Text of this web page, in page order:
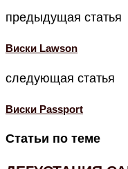
предыдущая статья
Виски Lawson
следующая статья
Виски Passport
Статьи по теме